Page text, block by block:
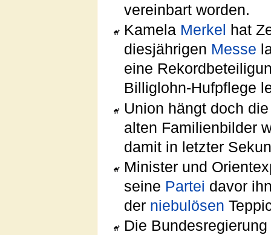
vereinbart worden.
Kamela Merkel
hat
diesjährigen Messe
eine
Billiglohn-Hufpflege
Union hängt doch
alten Familienbilder
damit in letzter
Minister und
seine Partei davor
der niebulösen
Die